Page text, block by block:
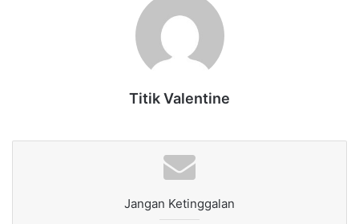
Titik Valentine
Jangan Ketinggalan